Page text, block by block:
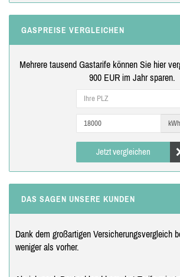
GASPREISE VERGLEICHEN
Mehrere tausend Gastarife können Sie hier
900 EUR im Jahr sparen.
kWh
Jetzt vergleichen
DAS SAGEN UNSERE KUNDEN
Dank dem großartigen Versicherungsvergleich
weniger als vorher.